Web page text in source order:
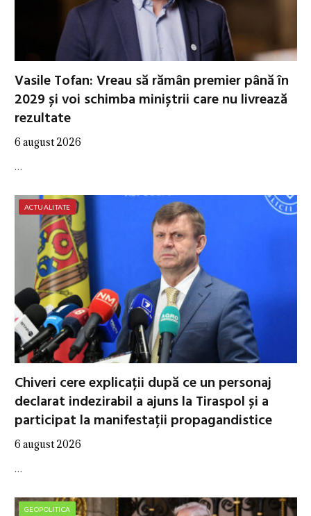
Vasile Tofan: Vreau să rămân premier până în
2029 și voi schimba miniștrii care nu livrează
rezultate
6 august 2026
…
ACTUALITATE
Chiveri cere explicații după ce un personaj
declarat indezirabil a ajuns la Tiraspol și a
participat la manifestații propagandistice
6 august 2026
…
GEOPOLITICA